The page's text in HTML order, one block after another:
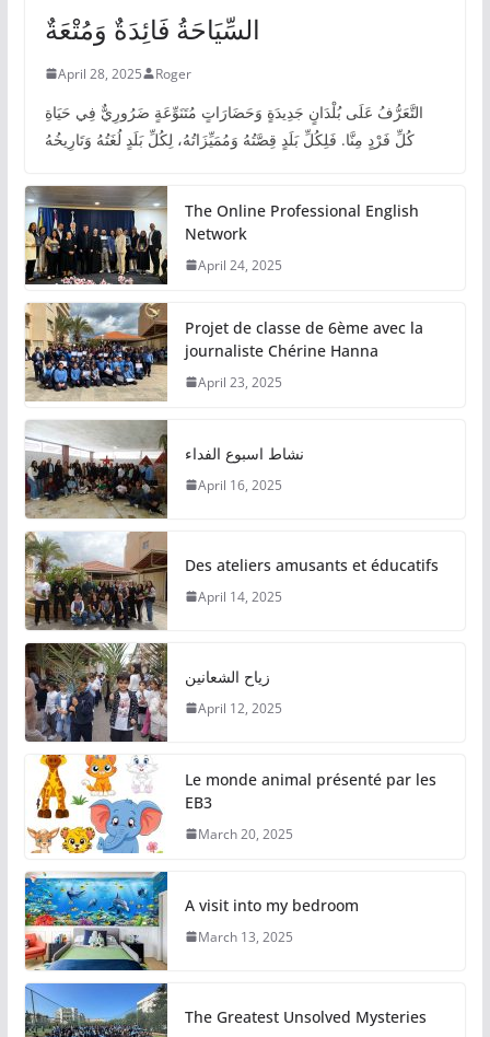
السِّيَاحَةُ فَائِدَةٌ وَمُتْعَةٌ
April 28, 2025 Roger
التَّعَرُّفُ عَلَى بُلْدَانٍ جَدِيدَةٍ وَحَضَارَاتٍ مُتَنَوِّعَةٍ ضَرُورِيٌّ فِي حَيَاةِ
كُلِّ فَرْدٍ مِنَّا. فَلِكُلِّ بَلَدٍ قِصَّتُهُ وَمُمَيِّزَاتُهُ، لِكُلِّ بَلَدٍ لُغَتُهُ وَتَارِيخُهُ
The Online Professional English
Network
April 24, 2025
Projet de classe de 6ème avec la
journaliste Chérine Hanna
April 23, 2025
نشاط اسبوع الفداء
April 16, 2025
Des ateliers amusants et éducatifs
April 14, 2025
زياح الشعانين
April 12, 2025
Le monde animal présenté par les
EB3
March 20, 2025
A visit into my bedroom
March 13, 2025
The Greatest Unsolved Mysteries